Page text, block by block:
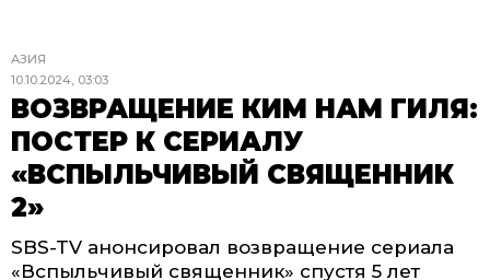
АЗИЯ
10.10.2024, 03:03
ВОЗВРАЩЕНИЕ КИМ НАМ ГИЛЯ:
ПОСТЕР К СЕРИАЛУ
«ВСПЫЛЬЧИВЫЙ СВЯЩЕННИК
2»
SBS-TV анонсировал возвращение сериала
«Вспыльчивый священник» спустя 5 лет